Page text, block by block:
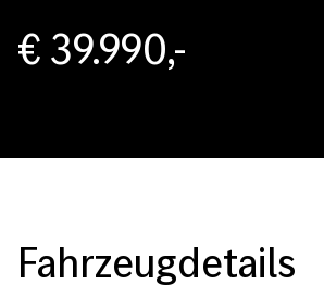
€ 39.990,-
Fahrzeugdetails